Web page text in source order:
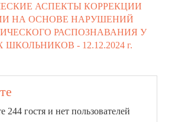
АСПЕКТЫ КОРРЕКЦИИ
НА ОСНОВЕ НАРУШЕНИЙ
РАСПОЗНАВАНИЯ У
ШКОЛЬНИКОВ - 12.12.2024 г.
244 гостя и нет пользователей